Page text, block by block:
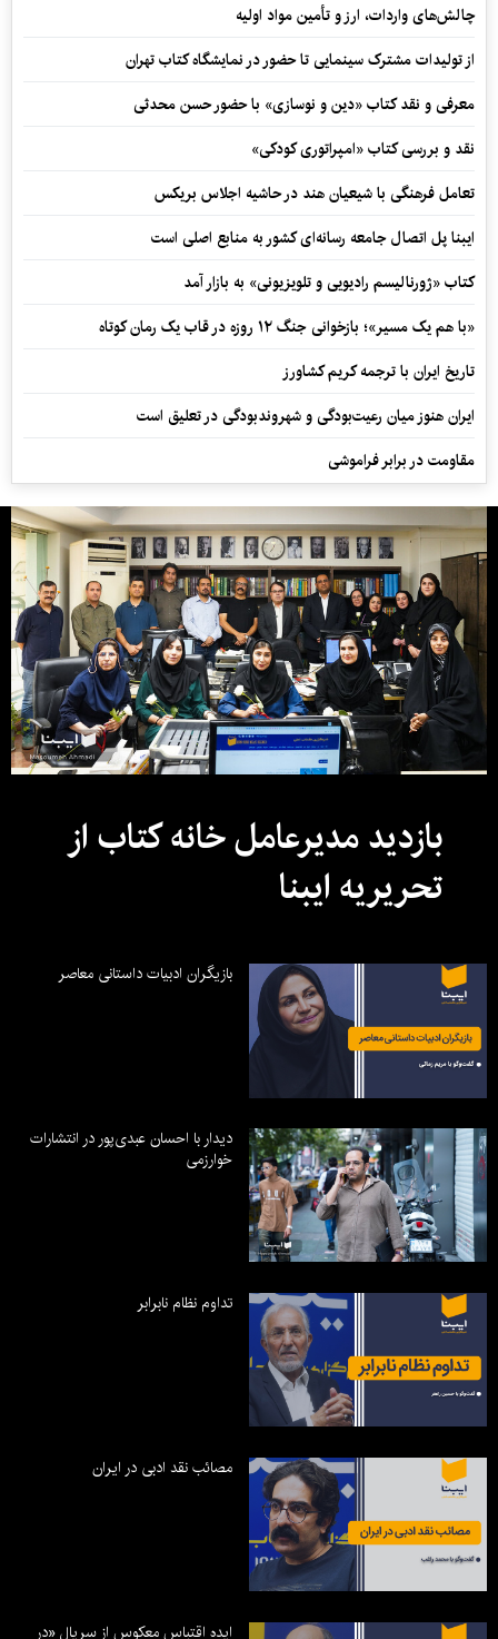
چالش‌های واردات، ارز و تأمین مواد اولیه
از تولیدات مشترک سینمایی تا حضور در نمایشگاه کتاب تهران
معرفی و نقد کتاب «دین و نوسازی» با حضور حسن محدثی
نقد و بررسی کتاب «امپراتوری کودکی»
تعامل فرهنگی با شیعیان هند در حاشیه اجلاس بریکس
ایبنا پل اتصال جامعه رسانه‌ای کشور به منابع اصلی است
کتاب «ژورنالیسم رادیویی و تلویزیونی» به بازار آمد
«با هم یک مسیر»؛ بازخوانی جنگ ۱۲ روزه در قاب یک رمان کوتاه
تاریخ ایران با ترجمه کریم کشاورز
ایران هنوز میان رعیت‌بودگی و شهروندبودگی در تعلیق است
مقاومت در برابر فراموشی
بازدید مدیرعامل خانه کتاب از
تحریریه ایبنا
بازیگران ادبیات داستانی معاصر
دیدار با احسان عبدی‌پور در انتشارات
خوارزمی
تداوم نظام نابرابر
مصائب نقد ادبی در ایران
ایده اقتباس معکوس از سریال «در